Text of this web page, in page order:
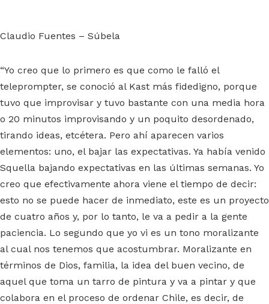
Claudio Fuentes – Súbela
“Yo creo que lo primero es que como le falló el
teleprompter, se conoció al Kast más fidedigno, porque
tuvo que improvisar y tuvo bastante con una media hora
o 20 minutos improvisando y un poquito desordenado,
tirando ideas, etcétera. Pero ahí aparecen varios
elementos: uno, el bajar las expectativas. Ya había venido
Squella bajando expectativas en las últimas semanas. Yo
creo que efectivamente ahora viene el tiempo de decir:
esto no se puede hacer de inmediato, este es un proyecto
de cuatro años y, por lo tanto, le va a pedir a la gente
paciencia. Lo segundo que yo vi es un tono moralizante
al cual nos tenemos que acostumbrar. Moralizante en
términos de Dios, familia, la idea del buen vecino, de
aquel que toma un tarro de pintura y va a pintar y que
colabora en el proceso de ordenar Chile, es decir, de